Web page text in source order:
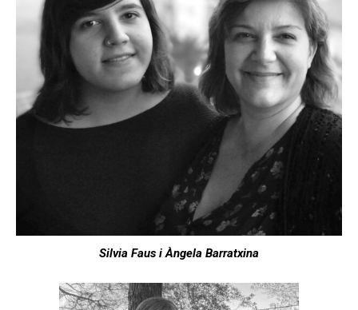
Silvia Faus i Àngela Barratxina